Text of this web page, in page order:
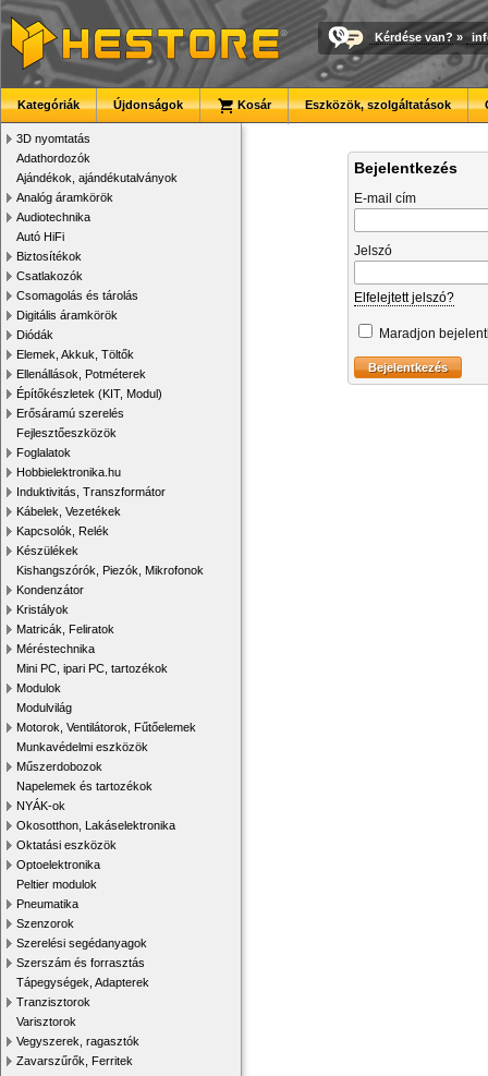
Kérdése van? »
Kategóriák Újdonságok Kosár Eszközök, szolgáltatások
3D nyomtatás
Adathordozók
Ajándékok, ajándékutalványok
Analóg áramkörök
Audiotechnika
Autó HiFi
Biztosítékok
Csatlakozók
Csomagolás és tárolás
Digitális áramkörök
Diódák
Elemek, Akkuk, Töltők
Ellenállások, Potméterek
Építőkészletek (KIT, Modul)
Erősáramú szerelés
Fejlesztőeszközök
Foglalatok
Hobbielektronika.hu
Induktivitás, Transzformátor
Kábelek, Vezetékek
Kapcsolók, Relék
Készülékek
Kishangszórók, Piezók, Mikrofonok
Kondenzátor
Kristályok
Matricák, Feliratok
Méréstechnika
Mini PC, ipari PC, tartozékok
Modulok
Modulvilág
Motorok, Ventilátorok, Fűtőelemek
Munkavédelmi eszközök
Műszerdobozok
Napelemek és tartozékok
NYÁK-ok
Okosotthon, Lakáselektronika
Oktatási eszközök
Optoelektronika
Peltier modulok
Pneumatika
Szenzorok
Szerelési segédanyagok
Szerszám és forrasztás
Tápegységek, Adapterek
Tranzisztorok
Varisztorok
Vegyszerek, ragasztók
Zavarszűrők, Ferritek
Bejelentkezés
E-mail cím
Jelszó
Elfelejtett jelszó?
Maradjon